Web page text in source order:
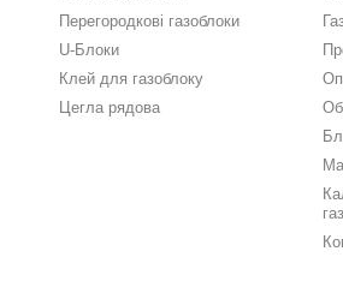
Перегородкові газоблоки
U-Блоки
Клей для газоблоку
Цегла рядова